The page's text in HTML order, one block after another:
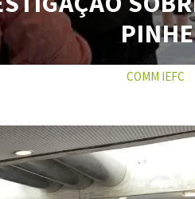
COMM IEFC